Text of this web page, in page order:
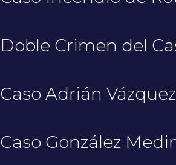
Doble Crimen del
Caso Adrián Vázquez
Caso González